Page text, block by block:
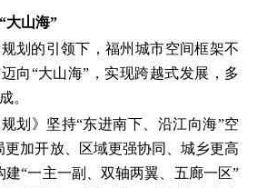
大山海”
划的引领下，福州城市空间框架不
向“大山海”，实现跨越式发展，多
。
划》坚持“东进南下、沿江向海”空
更加开放、区域更强协同、城乡更高
建“一主一副、双轴两翼、五廊一区”